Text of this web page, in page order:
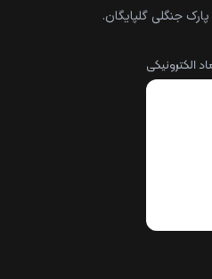
جنگلی گلپایگان.
الکترونیکی